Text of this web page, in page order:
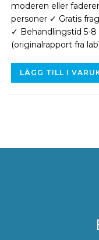
moderen eller
personer ✓ Gratis
✓ Behandlingstid 5-
(originalrapport fra
LÄGG TILL I